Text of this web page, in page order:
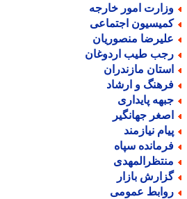
امور خارجه
اجتماعی
منصوریان
طیب اردوغان
مازندران
و ارشاد
پایداری
جهانگیر
نیازمند
سپاه
بازار
عمومی